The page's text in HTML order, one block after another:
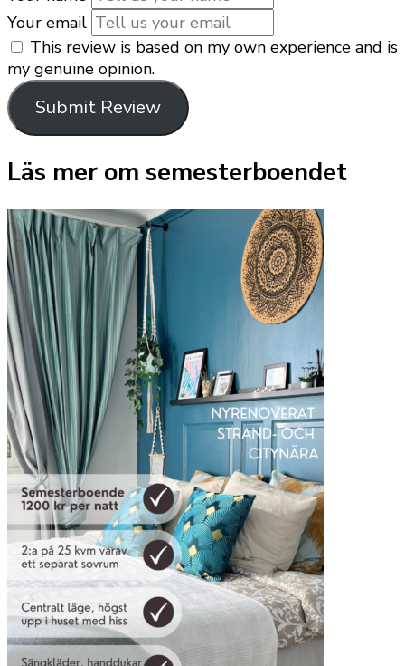
Your email
This review is based on my own experience and is
my genuine opinion.
Submit Review
Läs mer om semesterboendet